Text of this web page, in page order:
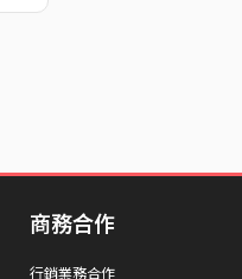
商務合作
行銷業務合作